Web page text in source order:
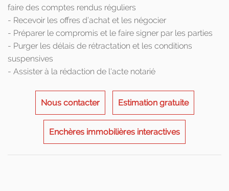
faire des comptes rendus réguliers
- Recevoir les offres d’achat et les négocier
- Préparer le compromis et le faire signer par les parties
- Purger les délais de rétractation et les conditions
suspensives
- Assister à la rédaction de l'acte notarié
Nous contacter Estimation gratuite
Enchères immobilières interactives